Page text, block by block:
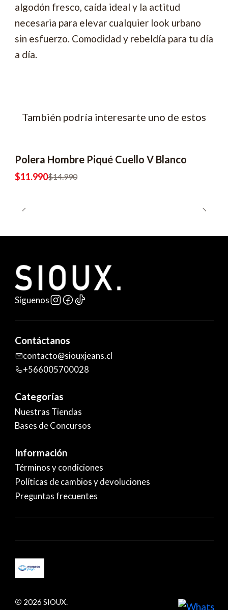
algodón fresco, caída ideal y la actitud
necesaria para elevar cualquier look urbano
sin esfuerzo. Comodidad y rebeldía para tu día
a día.
También podría interesarte uno de estos
Polera Hombre Piqué Cuello V Blanco
$11.990$14.990
Síguenos
Contáctanos
contacto@siouxjeans.cl
+566005700028
Categorías
Nuestras Tiendas
Bases de Concursos
Información
Términos y condiciones
Políticas de cambios y devoluciones
Preguntas frecuentes
2026 SIOUX.